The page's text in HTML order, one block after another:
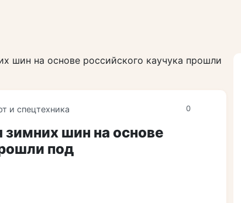
шин на основе российского каучука прошли
0
и спецтехника
шин на основе
под